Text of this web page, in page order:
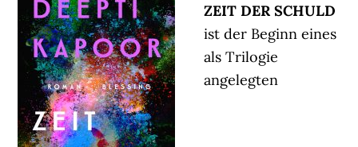
ZEIT DER SCHULD
ist der Beginn eines
als Trilogie
angelegten